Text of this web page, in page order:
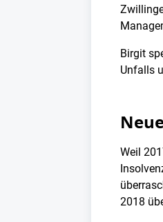
Birgit
Unfalls
Weil
2018